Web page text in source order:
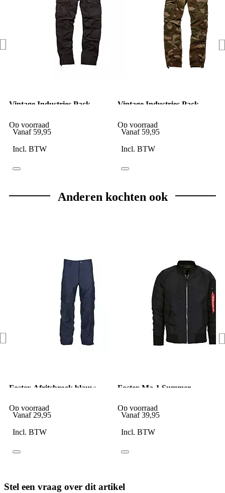
Vintage Industries Pack
Op voorraad
Vanaf 59,95
Incl. BTW
Vintage Industries Pack
Op voorraad
Vanaf 59,95
Incl. BTW
Anderen kochten ook
Fostex Afritsbroek blauw
Op voorraad
Vanaf 29,95
Incl. BTW
Fostex Ma-1 Summer
Op voorraad
Vanaf 39,95
Incl. BTW
Stel een vraag over dit artikel